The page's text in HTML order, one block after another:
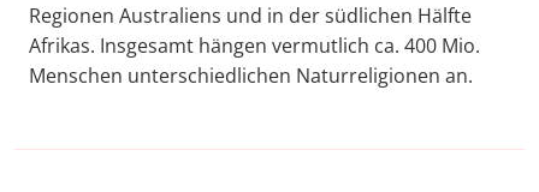
Regionen Australiens und in der südlichen Hälfte
Afrikas. Insgesamt hängen vermutlich ca. 400 Mio.
Menschen unterschiedlichen Naturreligionen an.